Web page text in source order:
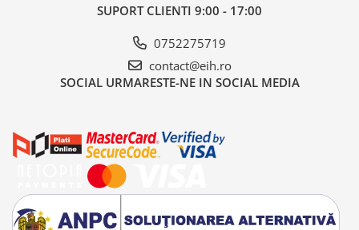
SUPORT CLIENTI 9:00 - 17:00
0752275719
contact@eih.ro
SOCIAL URMARESTE-NE IN SOCIAL MEDIA